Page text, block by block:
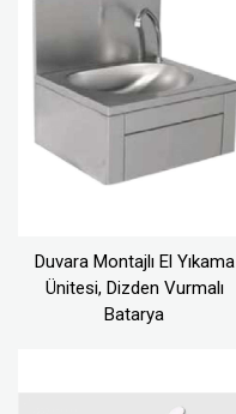
Duvara Montajlı El Yıkama
Ünitesi, Dizden Vurmalı
Batarya